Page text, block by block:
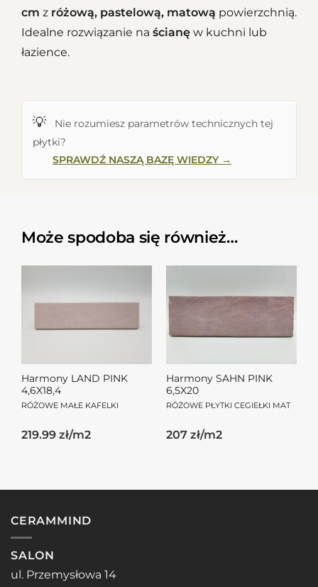
cm z różową, pastelową, matową powierzchnią.
Idealne rozwiązanie na ścianę w kuchni lub
łazience.
💡
Nie rozumiesz parametrów technicznych tej
płytki?
SPRAWDŹ NASZĄ BAZĘ WIEDZY →
Może spodoba się również…
Harmony LAND PINK
4,6X18,4
RÓŻOWE MAŁE KAFELKI
219.99 zł/m2
Harmony SAHN PINK
6,5X20
RÓŻOWE PŁYTKI CEGIEŁKI MAT
207 zł/m2
CERAMMIND
SALON
ul. Przemysłowa 14